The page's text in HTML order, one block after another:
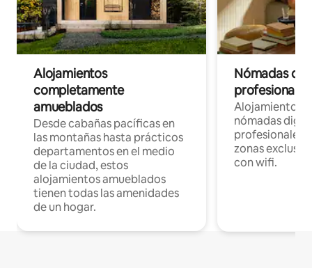
Alojamientos
completamente
amueblados
Desde cabañas pacíficas en
las montañas hasta prácticos
departamentos en el medio
de la ciudad, estos
alojamientos amueblados
tienen todas las amenidades
de un hogar.
Nómadas
Alojamientos
nómadas
profesionales
zonas
con wifi.